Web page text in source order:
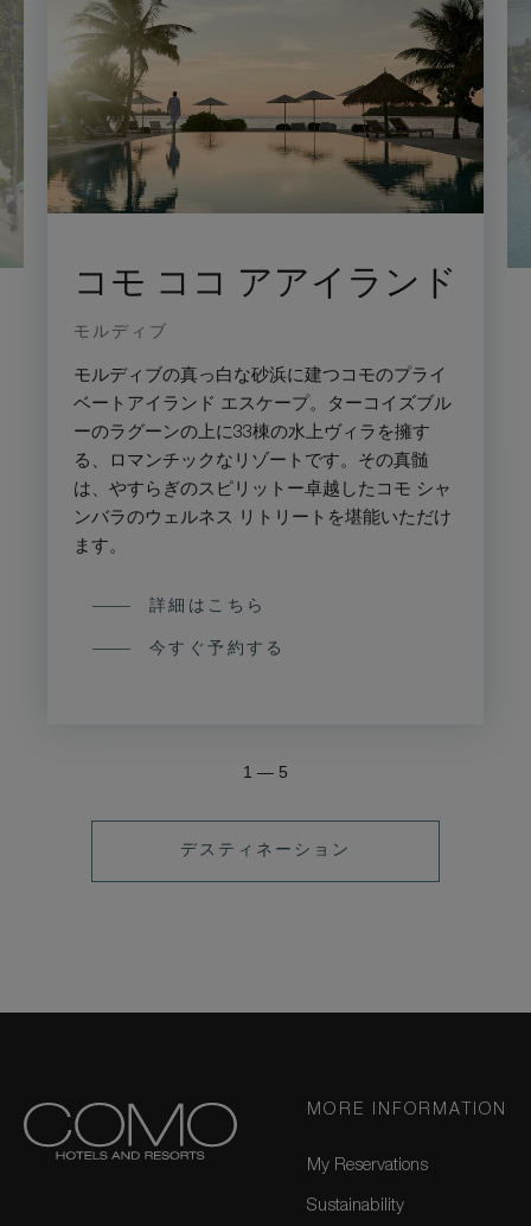
コモ ココ アアイランド
モルディブ
モルディブの真っ白な砂浜に建つコモのプライ
ベートアイランド エスケープ。ターコイズブル
ーのラグーンの上に33棟の水上ヴィラを擁す
る、ロマンチックなリゾートです。その真髄
は、やすらぎのスピリットー卓越したコモ シャ
ンバラのウェルネス リトリートを堪能いただけ
ます。
詳細はこちら
今すぐ予約する
1 — 5
デスティネーション
MORE INFORMATION
My Reservations
Sustainability